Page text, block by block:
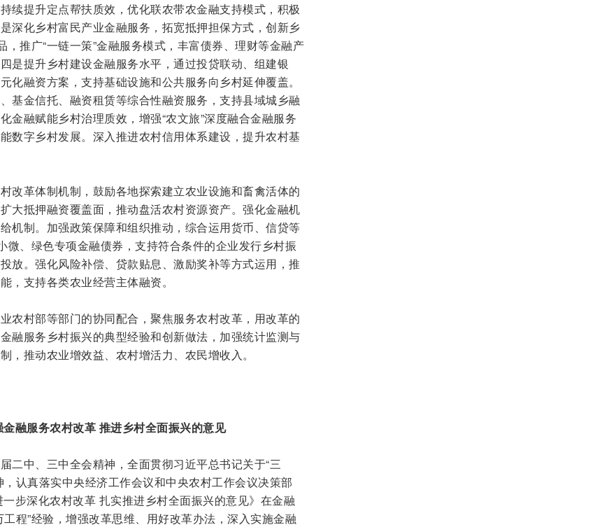
续提升定点帮扶质效，优化联农带农金融支持模式，积极
深化乡村富民产业金融服务，拓宽抵押担保方式，创新乡
，推广“一链一策”金融服务模式，丰富债券、理财等金融产
是提升乡村建设金融服务水平，通过投贷联动、组建银
化融资方案，支持基础设施和公共服务向乡村延伸覆盖。
基金信托、融资租赁等综合性融资服务，支持县域城乡融
金融赋能乡村治理质效，增强“农文旅”深度融合金融服务
数字乡村发展。深入推进农村信用体系建设，提升农村基
改革体制机制，鼓励各地探索建立农业设施和畜禽活体的
大抵押融资覆盖面，推动盘活农村资源资产。强化金融机
机制。加强政策保障和组织推动，综合运用货币、信贷等
微、绿色专项金融债券，支持符合条件的企业发行乡村振
放。强化风险补偿、贷款贴息、激励奖补等方式运用，推
，支持各类农业经营主体融资。
农村部等部门的协同配合，聚焦服务农村改革，用改革的
融服务乡村振兴的典型经验和创新做法，加强统计监测与
，推动农业增效益、农村增活力、农民增收入。
融服务农村改革 推进乡村全面振兴的意见
二中、三中全会精神，全面贯彻习近平总书记关于“三
认真落实中央经济工作会议和中央农村工作会议决策部
步深化农村改革 扎实推进乡村全面振兴的意见》在金融
程”经验，增强改革思维、用好改革办法，深入实施金融